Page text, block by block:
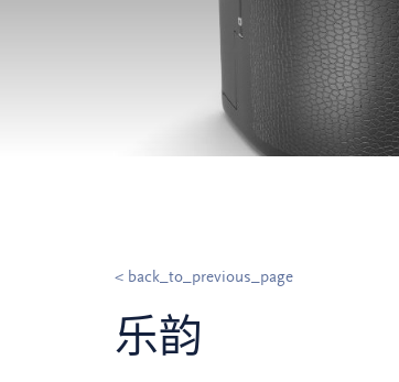
< back_to_previous_page
乐韵